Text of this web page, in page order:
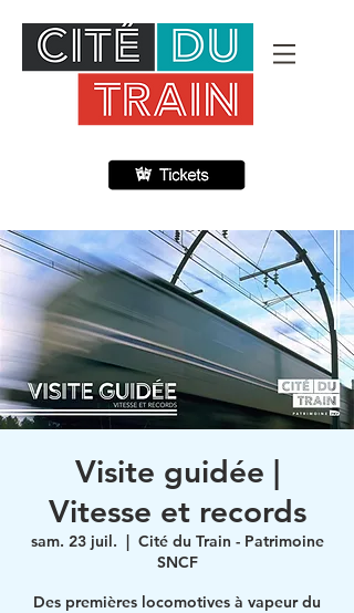
Visite guidée |
Vitesse et records
sam. 23 juil.
  |
Cité du Train - Patrimoine
SNCF
Des premières locomotives à vapeur du